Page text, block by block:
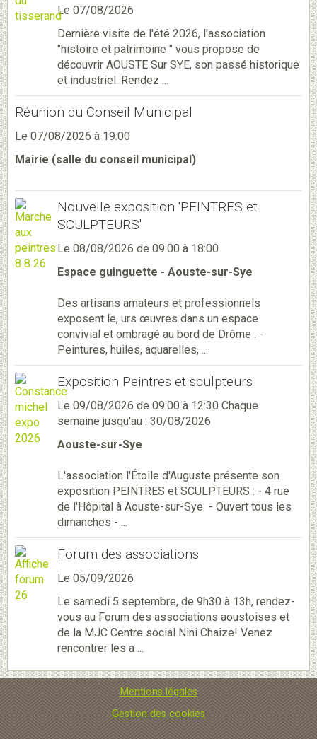
Le 07/08/2026
Dernière visite de l'été 2026, l'association
"histoire et patrimoine " vous propose de
découvrir AOUSTE Sur SYE, son passé historique
et industriel. Rendez ...
Réunion du Conseil Municipal
Le 07/08/2026 à 19:00
Mairie (salle du conseil municipal)
Nouvelle exposition 'PEINTRES et
SCULPTEURS'
Le 08/08/2026 de 09:00 à 18:00
Espace guinguette - Aouste-sur-Sye
Des artisans amateurs et professionnels
exposent le, urs œuvres dans un espace
convivial et ombragé au bord de Drôme : -
Peintures, huiles, aquarelles, ...
Exposition Peintres et sculpteurs
Le 09/08/2026 de 09:00 à 12:30 Chaque
semaine jusqu'au : 30/08/2026
Aouste-sur-Sye
L'association l'Étoile d'Auguste présente son
exposition PEINTRES et SCULPTEURS : - 4 rue
de l'Hôpital à Aouste-sur-Sye - Ouvert tous les
dimanches - ...
Forum des associations
Le 05/09/2026
Le samedi 5 septembre, de 9h30 à 13h, rendez-
vous au Forum des associations aoustoises et
de la MJC Centre social Nini Chaize! Venez
rencontrer les a ...
Mentions légales
Gestion des cookies